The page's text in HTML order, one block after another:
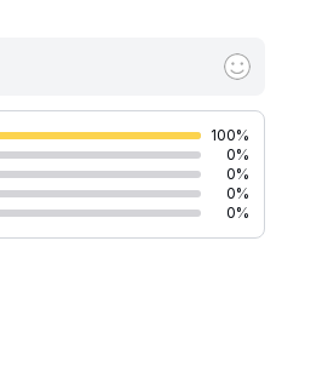
100%
0%
0%
0%
0%